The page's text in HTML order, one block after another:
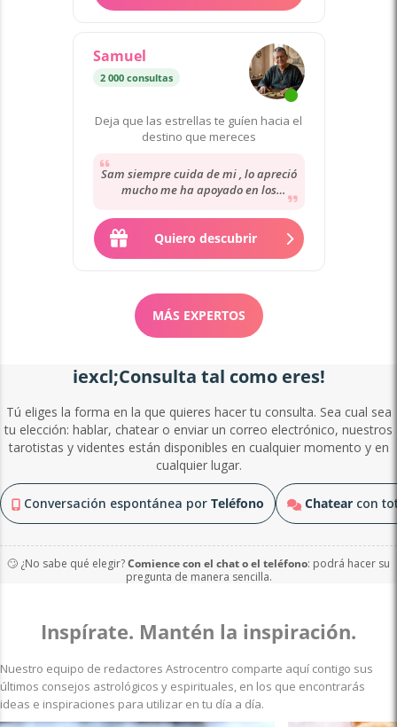
Samuel
2 000 consultas
Deja que las estrellas te guíen hacia el
destino que mereces
Sam siempre cuida de mi , lo apreció
mucho me ha apoyado en los
momentos más difíciles de mi vida ,
su orientación...
Quiero descubrir
MÁS EXPERTOS
iexcl;Consulta tal como eres!
Tú eliges la forma en la que quieres hacer tu consulta. Sea cual sea
tu elección: hablar, chatear o enviar un correo electrónico, nuestros
tarotistas y videntes están disponibles en cualquier momento y en
cualquier lugar.
Conversación espontánea por Teléfono Chatear con
🙄 ¿No sabe qué elegir?Comience con el chat o el teléfono: podrá hacer su
pregunta de manera sencilla.
Inspírate. Mantén la inspiración.
Nuestro equipo de redactores Astrocentro comparte aquí contigo sus
últimos consejos astrológicos y espirituales, en los que encontrarás
ideas e inspiraciones para utilizar en tu día a día.